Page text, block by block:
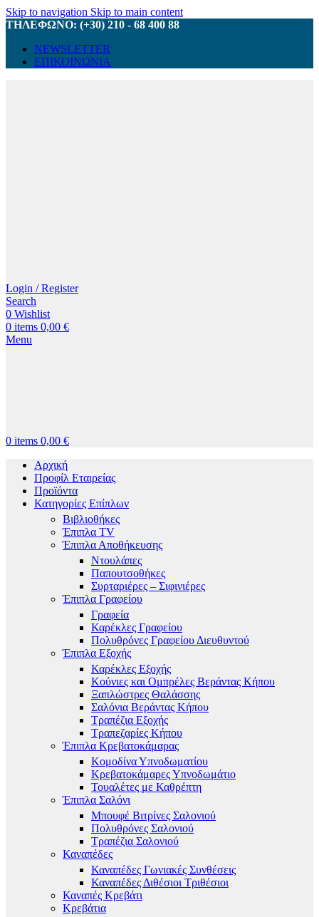
Skip to navigation Skip to main content
ΤΗΛΕΦΩΝΟ: (+30) 210 - 68 400 88
NEWSLETTER
ΕΠΙΚΟΙΝΩΝΙΑ
Login / Register
Search
0 Wishlist
0 items 0,00 €
Menu
0 items 0,00 €
Αρχική
Προφίλ Εταιρείας
Προϊόντα
Κατηγορίες Επίπλων
Βιβλιοθήκες
Έπιπλα TV
Έπιπλα Αποθήκευσης
Ντουλάπες
Παπουτσοθήκες
Συρταριέρες – Σιφινιέρες
Έπιπλα Γραφείου
Γραφεία
Καρέκλες Γραφείου
Πολυθρόνες Γραφείου Διευθυντού
Έπιπλα Εξοχής
Καρέκλες Εξοχής
Κούνιες και Ομπρέλες Βεράντας Κήπου
Ξαπλώστρες Θαλάσσης
Σαλόνια Βεράντας Κήπου
Τραπέζια Εξοχής
Τραπεζαρίες Κήπου
Έπιπλα Κρεβατοκάμαρας
Κομοδίνα Υπνοδωματίου
Κρεβατοκάμαρες Υπνοδωμάτιο
Τουαλέτες με Καθρέπτη
Έπιπλα Σαλόνι
Μπουφέ Βιτρίνες Σαλονιού
Πολυθρόνες Σαλονιού
Τραπέζια Σαλονιού
Καναπέδες
Καναπέδες Γωνιακές Συνθέσεις
Καναπέδες Διθέσιοι Τριθέσιοι
Καναπές Κρεβάτι
Κρεβάτια